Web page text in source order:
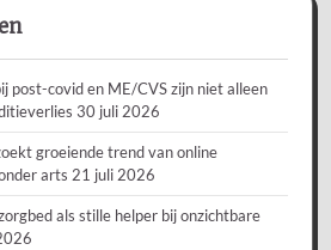
post-covid en ME/CVS zijn niet alleen
30 juli 2026
groeiende trend van online
arts 21 juli 2026
als stille helper bij onzichtbare